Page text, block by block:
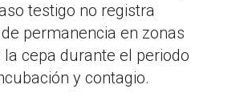
testigo no registra
permanencia en zonas
cepa durante el periodo
y contagio.